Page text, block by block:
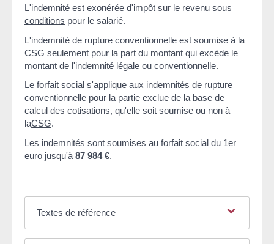
L'indemnité est exonérée d'impôt sur le revenu sous
conditions pour le salarié.
L'indemnité de rupture conventionnelle est soumise à la
CSG seulement pour la part du montant qui excède le
montant de l'indemnité légale ou conventionnelle.
Le forfait social s'applique aux indemnités de rupture
conventionnelle pour la partie exclue de la base de
calcul des cotisations, qu'elle soit soumise ou non à
laCSG.
Les indemnités sont soumises au forfait social du 1er
euro jusqu'à 87 984 €.
Textes de référence